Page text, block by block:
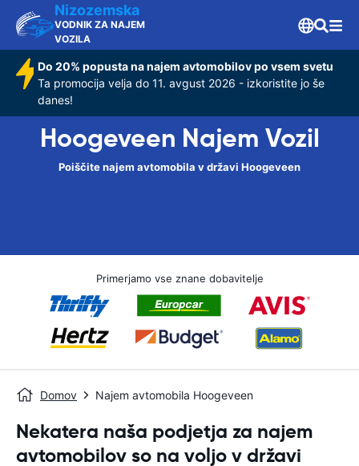
Nizozemska
VODNIK ZA NAJEM
VOZILA
Do 20% popusta na najem avtomobilov po vsem svetu
Ta promocija velja do 11. avgust 2026 - izkoristite jo še
danes!
Hoogeveen Najem Vozil
Poiščite najem avtomobila v državi Hoogeveen
Primerjamo vse znane dobavitelje
Domov Najem avtomobila Hoogeveen
Nekatera naša podjetja za najem
avtomobilov so na voljo v državi